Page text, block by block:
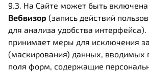
9.3. На Сайте может быть
Вебвизор (запись действий
для анализа удобства
принимает меры для исключения
(маскирования) данных, вводимых
поля форм, содержащие